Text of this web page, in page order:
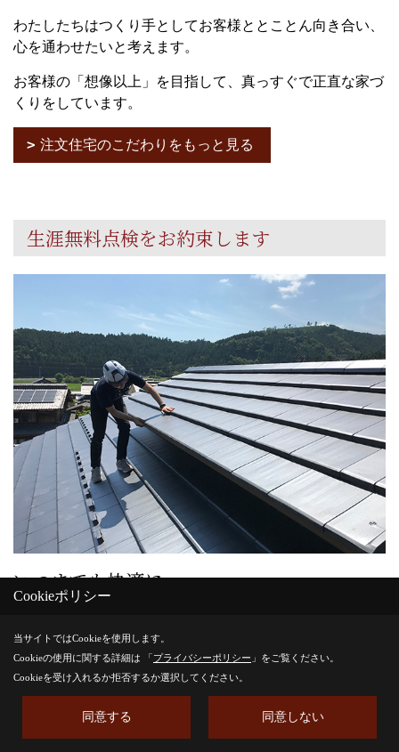
わたしたちはつくり手としてお客様ととことん向き合い、
心を通わせたいと考えます。
お客様の「想像以上」を目指して、真っすぐで正直な家づ
くりをしています。
注文住宅のこだわりをもっと見る
生涯無料点検をお約束します
いつまでも快適に。
安心して暮らしていただくために、内保製
材は生涯無料点検をスタートしました。
多くのお客様に支えられ、2020年、内保製材はおかげさ
まで70周年を迎えました。
70年支えていただいたお客様方に、いつまでも心地よく安
心してお暮らしいただくために、生涯無料点検をスタート
Cookieポリシー
当サイトではCookieを使用します。
Cookieの使用に関する詳細は 「プライバシーポリシー 」をご覧ください。
Cookieを受け入れるか拒否するか選択してください。
同意する 同意しない